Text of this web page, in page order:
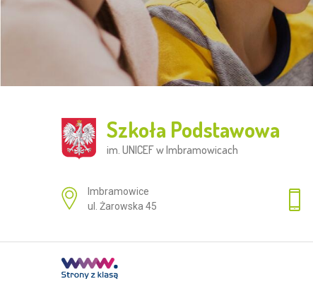
Szkoła Podstawowa
im. UNICEF w Imbramowicach
Adres pocztowy:
Imbramowice
ul. Żarowska 45